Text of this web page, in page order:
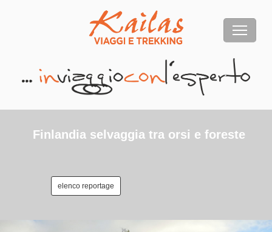
Finlandia selvaggia tra orsi e foreste